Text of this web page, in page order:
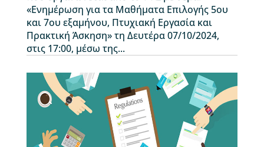
«Ενημέρωση για τα Μαθήματα Επιλογής 5ου
και 7ου εξαμήνου, Πτυχιακή Εργασία και
Πρακτική Άσκηση» τη Δευτέρα 07/10/2024,
στις 17:00, μέσω της...